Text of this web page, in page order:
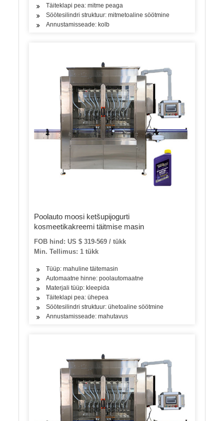
Täiteklapi pea: mitme peaga
Söötesilindri struktuur: mitmetoaline söötmine
Annustamisseade: kolb
Poolauto moosi ketšupijogurti
kosmeetikakreemi täitmise masin
FOB hind: US $ 319-569 / tükk
Min. Tellimus: 1 tükk
Tüüp: mahuline täitemasin
Automaatne hinne: poolautomaatne
Materjali tüüp: kleepida
Täiteklapi pea: ühepea
Söötesilindri struktuur: ühetoaline söötmine
Annustamisseade: mahutavus